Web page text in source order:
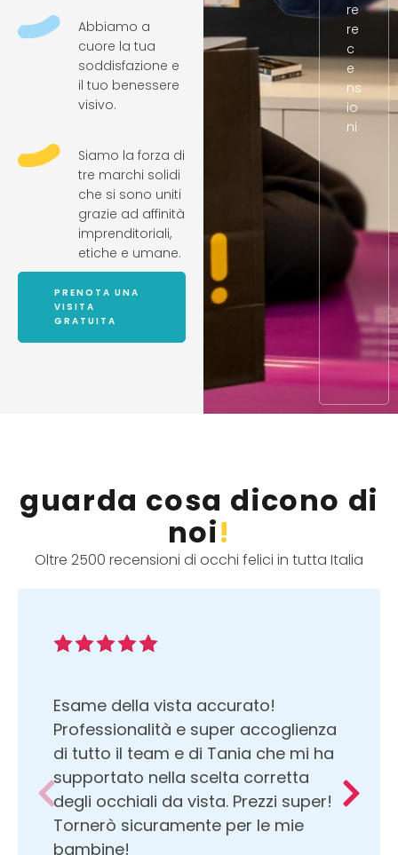
re
re
c
e
ns
io
ni
Abbiamo a
cuore la tua
soddisfazione e
il tuo benessere
visivo.
Siamo la forza di
tre marchi solidi
che si sono uniti
grazie ad affinità
imprenditoriali,
etiche e umane.
PRENOTA UNA
VISITA
GRATUITA
guarda cosa dicono di
noi!
Oltre 2500 recensioni di occhi felici in tutta Italia
Esame della vista accurato!
Professionalità e super accoglienza
di tutto il team e di Tania che mi ha
supportato nella scelta corretta
degli occhiali da vista. Prezzi super!
Tornerò sicuramente per le mie
bambine!